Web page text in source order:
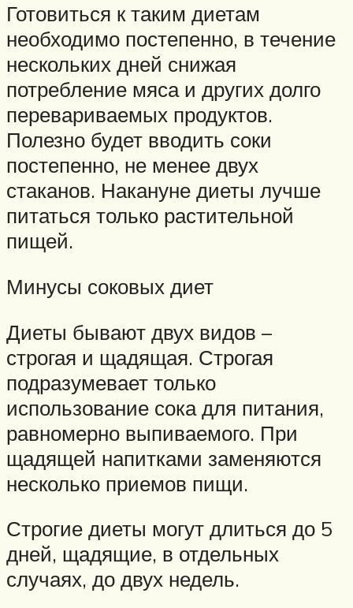
Готовиться к таким диетам
необходимо постепенно, в течение
нескольких дней снижая
потребление мяса и других долго
перевариваемых продуктов.
Полезно будет вводить соки
постепенно, не менее двух
стаканов. Накануне диеты лучше
питаться только растительной
пищей.
Минусы соковых диет
Диеты бывают двух видов –
строгая и щадящая. Строгая
подразумевает только
использование сока для питания,
равномерно выпиваемого. При
щадящей напитками заменяются
несколько приемов пищи.
Строгие диеты могут длиться до 5
дней, щадящие, в отдельных
случаях, до двух недель.